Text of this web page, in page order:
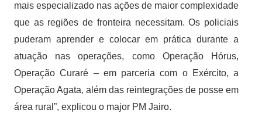
mais especializado nas ações de maior complexidade
que as regiões de fronteira necessitam. Os policiais
puderam aprender e colocar em prática durante a
atuação nas operações, como Operação Hórus,
Operação Curaré – em parceria com o Exército, a
Operação Agata, além das reintegrações de posse em
área rural”, explicou o major PM Jairo.